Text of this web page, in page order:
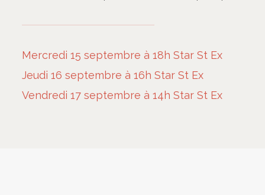
Mercredi 15 septembre à 18h Star St Ex
Jeudi 16 septembre à 16h Star St Ex
Vendredi 17 septembre à 14h Star St Ex